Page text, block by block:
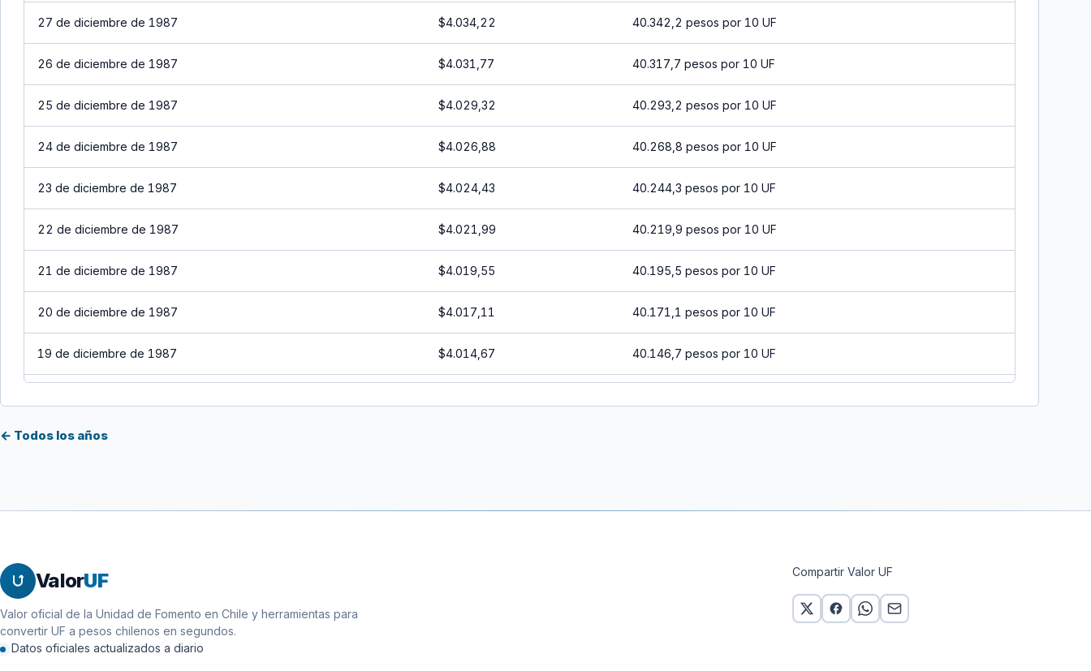
27 de diciembre de 1987 $4.034,22 40.342,2 pesos por 10 UF
26 de diciembre de 1987 $4.031,77 40.317,7 pesos por 10 UF
25 de diciembre de 1987 $4.029,32 40.293,2 pesos por 10 UF
24 de diciembre de 1987 $4.026,88 40.268,8 pesos por 10 UF
23 de diciembre de 1987 $4.024,43 40.244,3 pesos por 10 UF
22 de diciembre de 1987 $4.021,99 40.219,9 pesos por 10 UF
21 de diciembre de 1987 $4.019,55 40.195,5 pesos por 10 UF
20 de diciembre de 1987 $4.017,11 40.171,1 pesos por 10 UF
19 de diciembre de 1987 $4.014,67 40.146,7 pesos por 10 UF
17 de diciembre de 1987
12 de diciembre de 1987
← Todos los años
ValorUF
Valor oficial de la Unidad de Fomento en Chile y herramientas para
convertir UF a pesos chilenos en segundos.
Datos oficiales actualizados a diario
Compartir Valor UF